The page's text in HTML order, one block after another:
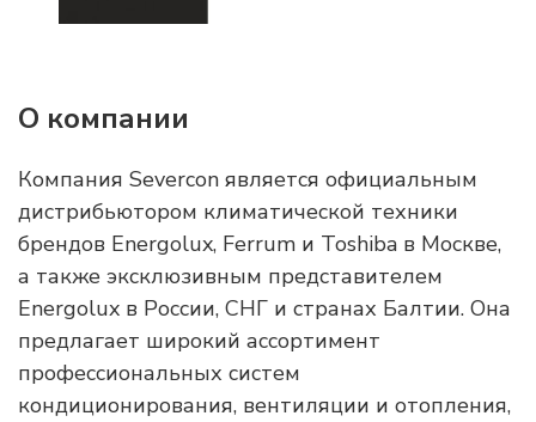
О компании
Компания Severcon является официальным
дистрибьютором климатической техники
брендов Energolux, Ferrum и Toshiba в Москве,
а также эксклюзивным представителем
Energolux в России, СНГ и странах Балтии. Она
предлагает широкий ассортимент
профессиональных систем
кондиционирования, вентиляции и отопления,